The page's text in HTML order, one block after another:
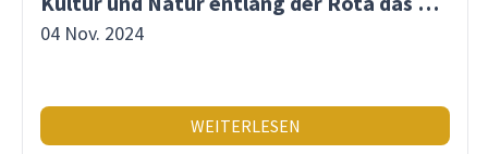
04 Nov. 2024
WEITERLESEN